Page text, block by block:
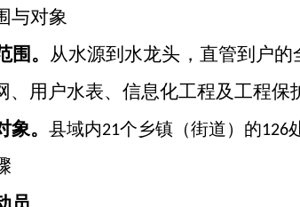
与对象
围。 从水源到水龙头，直管到户
、用户水表、信息化工程及工程保
象。 县域内21个乡镇（街道）的126